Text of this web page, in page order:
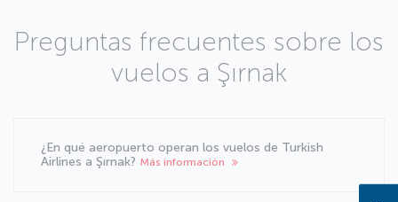
Preguntas frecuentes sobre los
vuelos a Şırnak
¿En qué aeropuerto operan los vuelos de Turkish
Airlines a Şırnak? Más información